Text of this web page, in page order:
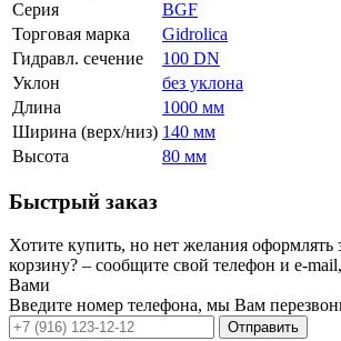
Серия
BGF
Торговая марка
Gidrolica
Гидравл. сечение
100 DN
Уклон
без уклона
Длина
1000 мм
Ширина (верх/низ) 140 мм
Высота
80 мм
Быстрый заказ
Хотите купить, но нет желания оформлять
корзину? – сообщите свой телефон и e-
Вами
Введите номер телефона, мы Вам
Отправить